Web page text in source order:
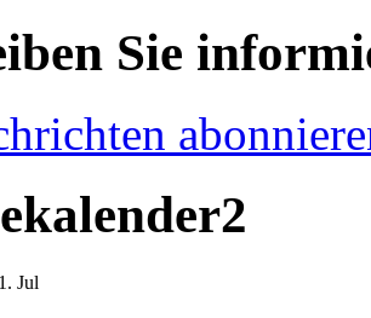
Sie
Jul